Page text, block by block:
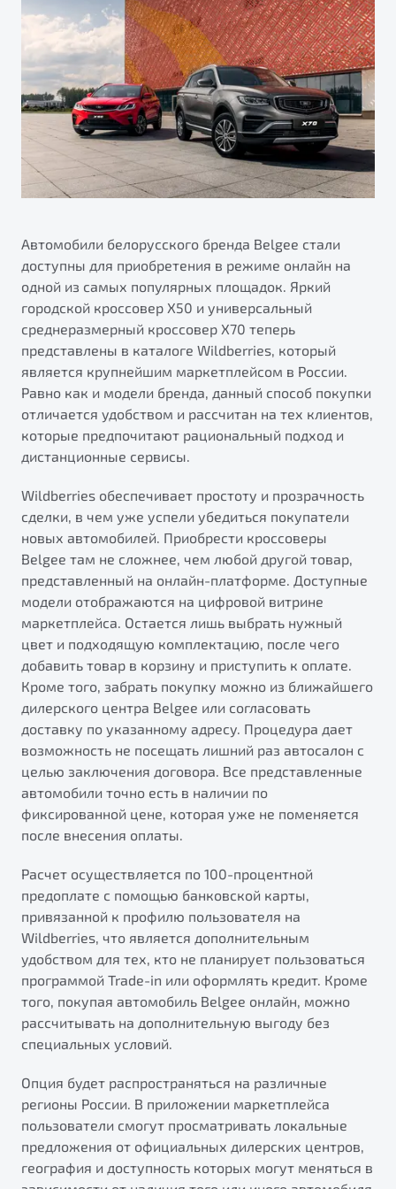
Яркий кроссовер
от 2 219 990 ₽*
В наличии
S50
Элегантный и практичный седан
от 1 699 990 ₽*
Обзор В наличии
X70
Универсальный кроссовер
от 2 499 990 ₽*
Обзор В наличии
Автокредит
Трейд-ин
Страхование
Расчет КАСКО
Узнайте о специальных выгодах при покупке
автомобиля Belgee
Подробно
Автомобили в наличии
Тест-драйв
Автокредит
Спецпредложения
ПОДДЕРЖКА
Гарантия Belgee
Belgee Линк
Belgee Клуб
Belgee Плюс
Реферальная программа
Помощь на дорогах
Будьте еще более уверены на дорогах с программой
"Помощь на дорогах"
Преимущества программы
Запись на сервис
Калькулятор ТО
Клиентская поддержка
О дилерском центре
Правовая информация
Автомобили белорусского бренда Belgee стали
доступны для приобретения в режиме онлайн на
одной из самых популярных площадок. Яркий
городской кроссовер Х50 и универсальный
среднеразмерный кроссовер Х70 теперь
представлены в каталоге Wildberries, который
является крупнейшим маркетплейсом в России.
Равно как и модели бренда, данный способ покупки
отличается удобством и рассчитан на тех клиентов,
которые предпочитают рациональный подход и
дистанционные сервисы.
Wildberries обеспечивает простоту и прозрачность
сделки, в чем уже успели убедиться покупатели
новых автомобилей. Приобрести кроссоверы
Belgee там не сложнее, чем любой другой товар,
представленный на онлайн-платформе. Доступные
модели отображаются на цифровой витрине
маркетплейса. Остается лишь выбрать нужный
цвет и подходящую комплектацию, после чего
добавить товар в корзину и приступить к оплате.
Кроме того, забрать покупку можно из ближайшего
дилерского центра Belgee или согласовать
доставку по указанному адресу. Процедура дает
возможность не посещать лишний раз автосалон с
целью заключения договора. Все представленные
автомобили точно есть в наличии по
фиксированной цене, которая уже не поменяется
после внесения оплаты.
Расчет осуществляется по 100-процентной
предоплате с помощью банковской карты,
привязанной к профилю пользователя на
Wildberries, что является дополнительным
удобством для тех, кто не планирует пользоваться
программой Trade-in или оформлять кредит. Кроме
того, покупая автомобиль Belgee онлайн, можно
рассчитывать на дополнительную выгоду без
специальных условий.
Опция будет распространяться на различные
регионы России. В приложении маркетплейса
пользователи смогут просматривать локальные
предложения от официальных дилерских центров,
география и доступность которых могут меняться в